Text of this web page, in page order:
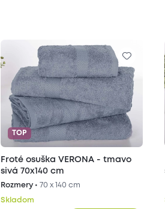
TOP
Froté osuška VERONA - tmavo
sivá 70x140 cm
Rozmery • 70 x 140 cm
Skladom